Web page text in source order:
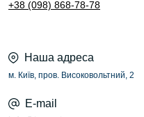
+38 (098) 868-78-78
Наша адреса
м. Київ, пров. Високовольтний, 2
E-mail